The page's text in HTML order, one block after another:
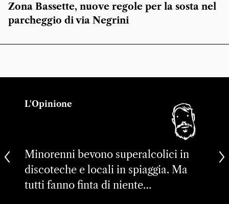
Zona Bassette, nuove regole per la sosta nel
parcheggio di via Negrini
L'Opinione
Minorenni bevono superalcolici in
discoteche e locali in spiaggia. Ma
tutti fanno finta di niente…